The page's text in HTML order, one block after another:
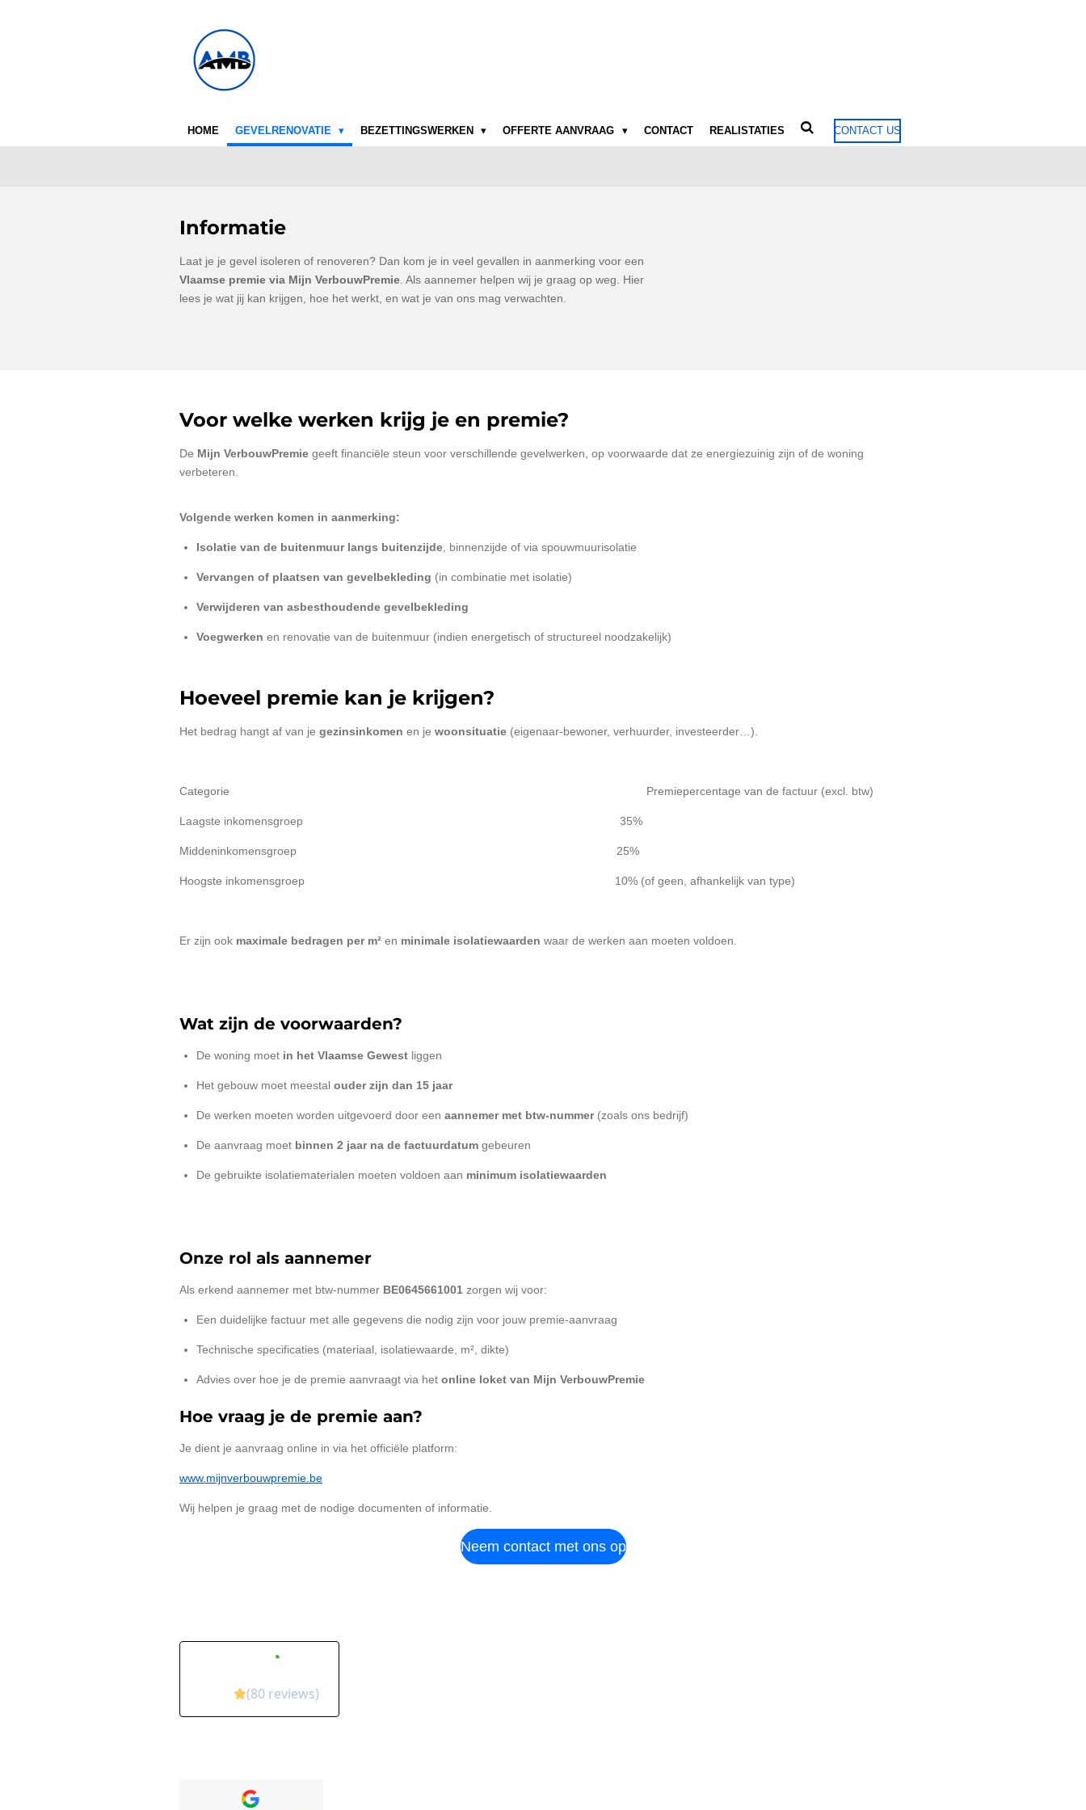
HOME GEVELRENOVATIE BEZETTINGSWERKEN OFFERTE AANVRAAG CONTACT REALISTATIES CONTACT US
Informatie
Laat je je gevel isoleren of renoveren? Dan kom je in veel gevallen in aanmerking voor een
Vlaamse premie via Mijn VerbouwPremie . Als aannemer helpen wij je graag op weg. Hier
lees je wat jij kan krijgen, hoe het werkt, en wat je van ons mag verwachten.
Voor welke werken krijg je en premie?
De Mijn VerbouwPremie geeft financiële steun voor verschillende gevelwerken, op voorwaarde dat ze energiezuinig zijn of de woning
verbeteren.
Volgende werken komen in aanmerking:
Isolatie van de buitenmuur langs buitenzijde , binnenzijde of via spouwmuurisolatie
Vervangen of plaatsen van gevelbekleding (in combinatie met isolatie)
Verwijderen van asbesthoudende gevelbekleding
Voegwerken en renovatie van de buitenmuur (indien energetisch of structureel noodzakelijk)
Hoeveel premie kan je krijgen?
Het bedrag hangt af van je gezinsinkomen en je woonsituatie (eigenaar-bewoner, verhuurder, investeerder…).
Categorie Premiepercentage van de factuur (excl. btw)
Laagste inkomensgroep 35%
Middeninkomensgroep 25%
Hoogste inkomensgroep 10% (of geen, afhankelijk van type)
Er zijn ook maximale bedragen per m² en minimale isolatiewaarden waar de werken aan moeten voldoen.
Wat zijn de voorwaarden?
De woning moet in het Vlaamse Gewest liggen
Het gebouw moet meestal ouder zijn dan 15 jaar
De werken moeten worden uitgevoerd door een aannemer met btw-nummer(zoals ons bedrijf)
De aanvraag moet binnen 2 jaar na de factuurdatum gebeuren
De gebruikte isolatiematerialen moeten voldoen aan minimum isolatiewaarden
Onze rol als aannemer
Als erkend aannemer met btw-nummer BE0645661001 zorgen wij voor:
Een duidelijke factuur met alle gegevens die nodig zijn voor jouw premie-aanvraag
Technische specificaties (materiaal, isolatiewaarde, m², dikte)
Advies over hoe je de premie aanvraagt via het online loket van Mijn VerbouwPremie
Hoe vraag je de premie aan?
Je dient je aanvraag online in via het officiële platform:
www.mijnverbouwpremie.be
Wij helpen je graag met de nodige documenten of informatie.
Neem contact met ons op